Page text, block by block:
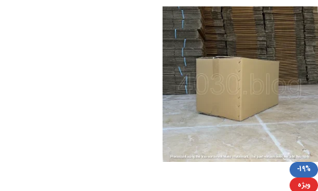
-19%
ویژه